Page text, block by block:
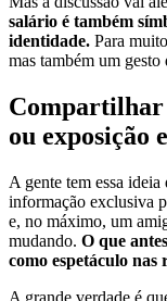
salário é também
identidade. Para
mas também um gesto
Compartilhar
ou exposição
A gente tem essa
informação exclusiva
e, no máximo, um
mudando. O que
como espetáculo nas
A grande verdade é